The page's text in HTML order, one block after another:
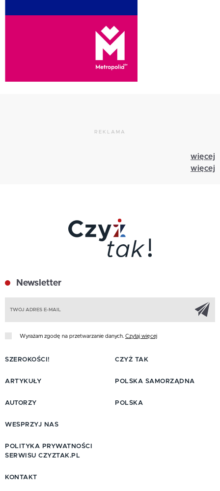
REKLAMA
więcej
więcej
Newsletter
Wyrażam zgodę na przetwarzanie danych. Czytaj więcej
SZEROKOŚCI!
ARTYKUŁY
AUTORZY
CZYŻ TAK
POLSKA SAMORZĄDNA
POLSKA
WESPRZYJ NAS
POLITYKA PRYWATNOŚCI
SERWISU CZYZTAK.PL
KONTAKT